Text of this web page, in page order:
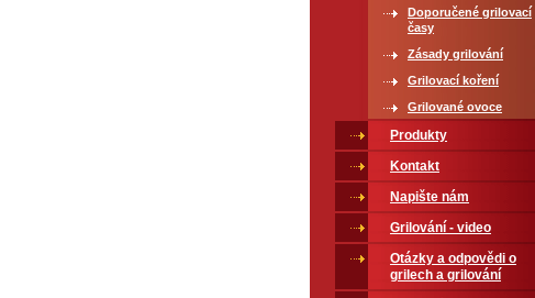
Doporučené grilovací
časy
Zásady grilování
Grilovací koření
Grilované ovoce
Produkty
Kontakt
Napište nám
Grilování - video
Otázky a odpovědi o
grilech a grilování